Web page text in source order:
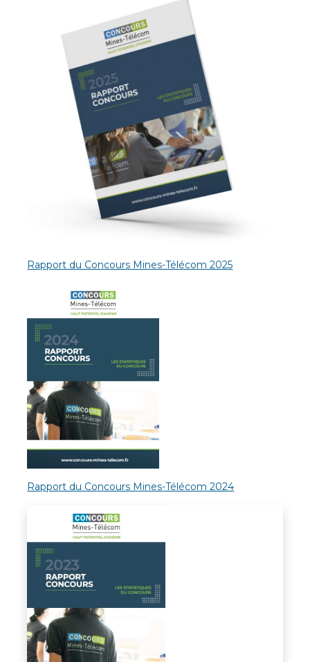
Rapport du Concours Mines-Télécom 2025
Rapport du Concours Mines-Télécom 2024